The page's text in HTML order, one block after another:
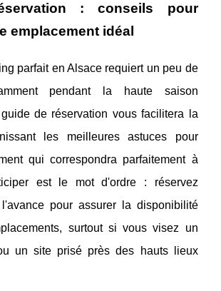
: conseils pour
emplacement idéal
parfait en Alsace requiert un peu de
pendant la haute saison
de réservation vous facilitera la
les meilleures astuces pour
qui correspondra parfaitement à
est le mot d'ordre : réservez
pour assurer la disponibilité
surtout si vous visez un
un site prisé près des hauts lieux